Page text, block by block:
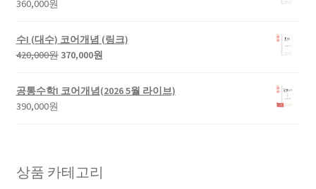
360,000원
수I (대수) 코어개념 (링크)
420,000원 370,000원
공통수학I 코어개념(2026 5월 라이브)
390,000원
상품 카테고리